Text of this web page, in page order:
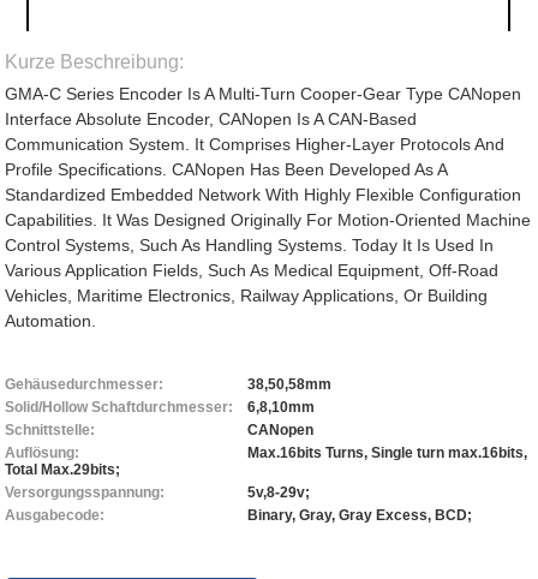
Kurze Beschreibung:
GMA-C Series Encoder Is A Multi-Turn Cooper-Gear Type CANopen
Interface Absolute Encoder, CANopen Is A CAN-Based
Communication System. It Comprises Higher-Layer Protocols And
Profile Specifications. CANopen Has Been Developed As A
Standardized Embedded Network With Highly Flexible Configuration
Capabilities. It Was Designed Originally For Motion-Oriented Machine
Control Systems, Such As Handling Systems. Today It Is Used In
Various Application Fields, Such As Medical Equipment, Off-Road
Vehicles, Maritime Electronics, Railway Applications, Or Building
Automation.
Gehäusedurchmesser:
38,50,58mm
Solid/Hollow Schaftdurchmesser:
6,8,10mm
Schnittstelle:
CANopen
Auflösung:
Max.16bits Turns, Single turn max.16bits,
Total Max.29bits;
Versorgungsspannung:
5v,8-29v;
Ausgabecode:
Binary, Gray, Gray Excess, BCD;